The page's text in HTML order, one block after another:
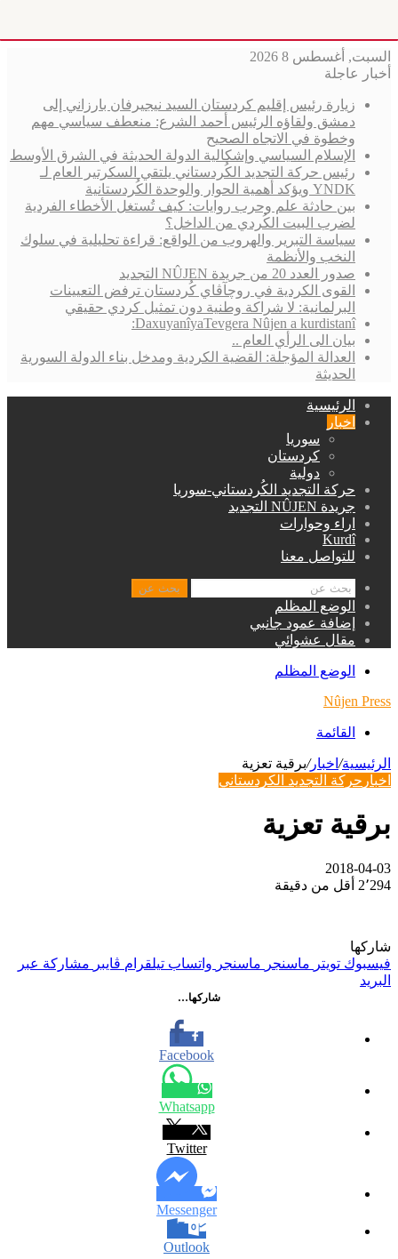
السبت, أغسطس 8 2026
أخبار عاجلة
زيارة رئيس إقليم كردستان السيد نيجيرفان بارزاني إلى
دمشق ولقاؤه الرئيس أحمد الشرع: منعطف سياسي مهم
وخطوة في الاتجاه الصحيح
الإسلام السياسي وإشكالية الدولة الحديثة في الشرق الأوسط
رئيس حركة التجديد الكُردستاني يلتقي السكرتير العام لـ
YNDK ويؤكد أهمية الحوار والوحدة الكُردستانية
بين حادثة علم وحرب روايات: كيف تُستغل الأخطاء الفردية
لضرب البيت الكُردي من الداخل؟
سياسة التبرير والهروب من الواقع: قراءة تحليلية في سلوك
النخب والأنظمة
صدور العدد 20 من جريدة NÛJEN التجديد
القوى الكردية في روچآڤاي كُردستان ترفض التعيينات
البرلمانية: لا شراكة وطنية دون تمثيل كردي حقيقي
DaxuyanîyaTevgera Nûjen a kurdistanî:
بيان الى الرأي العام ..
العدالة المؤجلة: القضية الكردية ومدخل بناء الدولة السورية
الحديثة
الرئيسية
اخبار
سوريا
كردستان
دولية
حركة التجديد الكُردستاني-سوريا
جريدة NÛJEN التجديد
اراء وحوارات
Kurdî
للتواصل معنا
بحث عن
الوضع المظلم
إضافة عمود جانبي
مقال عشوائي
الوضع المظلم
Nûjen Press
القائمة
الرئيسية/ اخبار/برقية تعزية
اخبار حركة التجديد الكردستاني
برقية تعزية
2018-04-03
2٬294 أقل من دقيقة
شاركها
فيسبوك تويتر ماسنجر ماسنجر واتساب تيلقرام ڤايبر مشاركة عبر
البريد
شاركها…
Facebook
Whatsapp
Twitter
Messenger
Outlook